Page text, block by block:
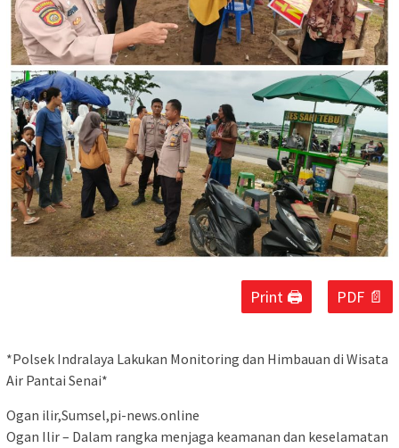
Print 🖨 PDF 📄
*Polsek Indralaya Lakukan Monitoring dan Himbauan di Wisata
Air Pantai Senai*
Ogan ilir,Sumsel,pi-news.online
Ogan Ilir – Dalam rangka menjaga keamanan dan keselamatan